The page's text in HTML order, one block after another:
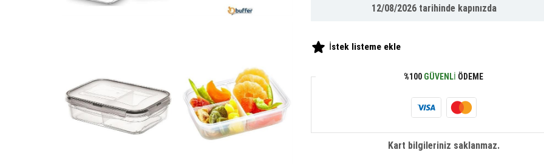
Litre
Saklama
adet
12/08/2026tarihinde kapınızda
İstek listeme ekle
%100 GÜVENLI ÖDEME
Kart bilgileriniz saklanmaz.